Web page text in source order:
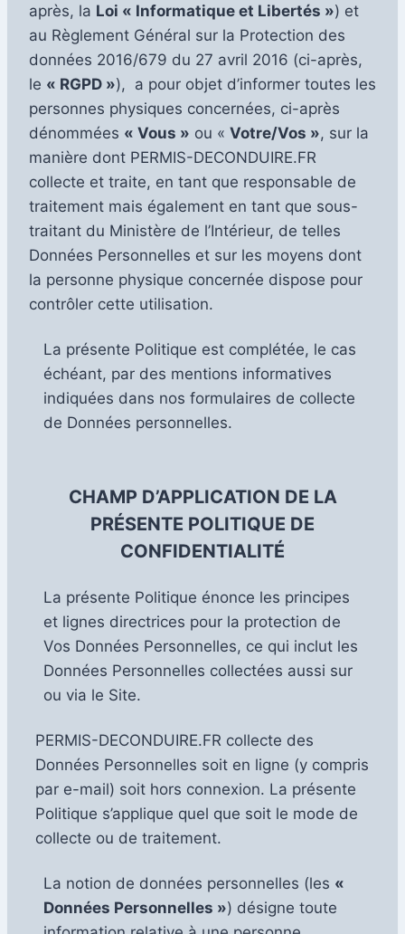
après, la Loi « Informatique et Libertés ») et
au Règlement Général sur la Protection des
données 2016/679 du 27 avril 2016 (ci-après,
le « RGPD »), a pour objet d’informer toutes les
personnes physiques concernées, ci-après
dénommées « Vous » ou « Votre/Vos », sur la
manière dont PERMIS-DECONDUIRE.FR
collecte et traite, en tant que responsable de
traitement mais également en tant que sous-
traitant du Ministère de l’Intérieur, de telles
Données Personnelles et sur les moyens dont
la personne physique concernée dispose pour
contrôler cette utilisation.
La présente Politique est complétée, le cas
échéant, par des mentions informatives
indiquées dans nos formulaires de collecte
de Données personnelles.
CHAMP D’APPLICATION DE LA
PRÉSENTE POLITIQUE DE
CONFIDENTIALITÉ
La présente Politique énonce les principes
et lignes directrices pour la protection de
Vos Données Personnelles, ce qui inclut les
Données Personnelles collectées aussi sur
ou via le Site.
PERMIS-DECONDUIRE.FR collecte des
Données Personnelles soit en ligne (y compris
par e-mail) soit hors connexion. La présente
Politique s’applique quel que soit le mode de
collecte ou de traitement.
La notion de données personnelles (les «
Données Personnelles ») désigne toute